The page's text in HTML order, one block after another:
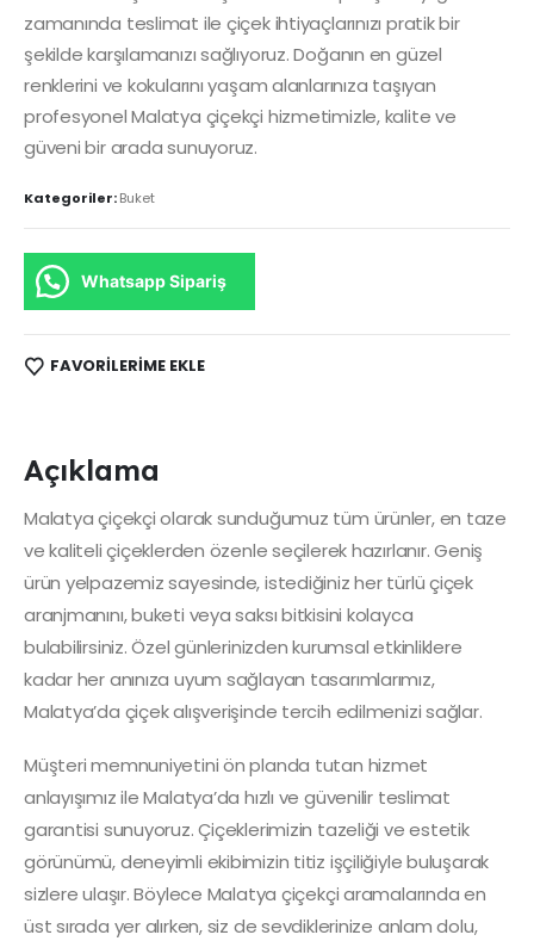
zamanında teslimat ile çiçek ihtiyaçlarınızı pratik bir
şekilde karşılamanızı sağlıyoruz. Doğanın en güzel
renklerini ve kokularını yaşam alanlarınıza taşıyan
profesyonel Malatya çiçekçi hizmetimizle, kalite ve
güveni bir arada sunuyoruz.
Kategoriler:Buket
Whatsapp Sipariş
FAVORILERIME EKLE
Açıklama
Malatya çiçekçi olarak sunduğumuz tüm ürünler, en taze
ve kaliteli çiçeklerden özenle seçilerek hazırlanır. Geniş
ürün yelpazemiz sayesinde, istediğiniz her türlü çiçek
aranjmanını, buketi veya saksı bitkisini kolayca
bulabilirsiniz. Özel günlerinizden kurumsal etkinliklere
kadar her anınıza uyum sağlayan tasarımlarımız,
Malatya’da çiçek alışverişinde tercih edilmenizi sağlar.
Müşteri memnuniyetini ön planda tutan hizmet
anlayışımız ile Malatya’da hızlı ve güvenilir teslimat
garantisi sunuyoruz. Çiçeklerimizin tazeliği ve estetik
görünümü, deneyimli ekibimizin titiz işçiliğiyle buluşarak
sizlere ulaşır. Böylece Malatya çiçekçi aramalarında en
üst sırada yer alırken, siz de sevdiklerinize anlam dolu,